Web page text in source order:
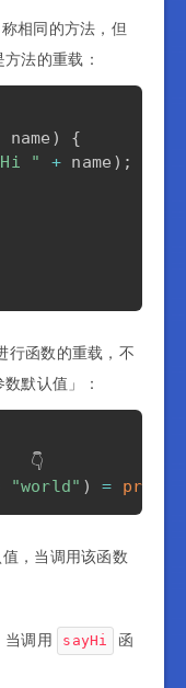
相同的方法，但
法的重载：
name )
{
" + name ) ;
行函数的重载，不
默认值」：
"world" ) =
，当调用该函数
调用 sayHi
函